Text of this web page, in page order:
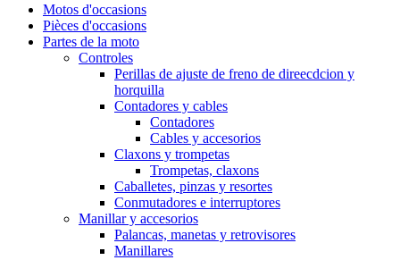
Motos d'occasions
Pièces d'occasions
Partes de la moto
Controles
Perillas de ajuste de freno de direecdcion y
horquilla
Contadores y cables
Contadores
Cables y accesorios
Claxons y trompetas
Trompetas, claxons
Caballetes, pinzas y resortes
Conmutadores e interruptores
Manillar y accesorios
Palancas, manetas y retrovisores
Manillares